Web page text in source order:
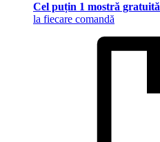
Cel puțin 1 mostră gratuită
la fiecare comandă